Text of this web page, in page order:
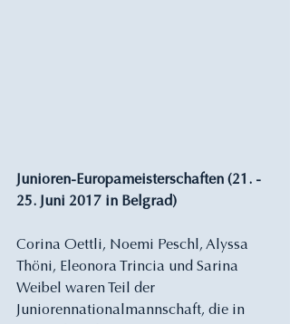
Junioren-Europameisterschaften (21. -
25. Juni 2017 in Belgrad)
Corina Oettli, Noemi Peschl, Alyssa
Thöni, Eleonora Trincia und Sarina
Weibel waren Teil der
Juniorennationalmannschaft, die in